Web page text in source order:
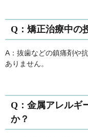
Q：矯正治療中の
A：抜歯などの鎮痛剤や
ありません。
Q：金属アレルギ
か？